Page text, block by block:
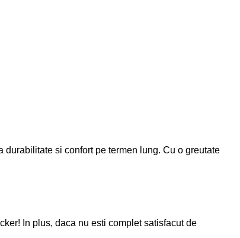
si confort pe termen lung. Cu o greutate
In plus, daca nu esti complet satisfacut de